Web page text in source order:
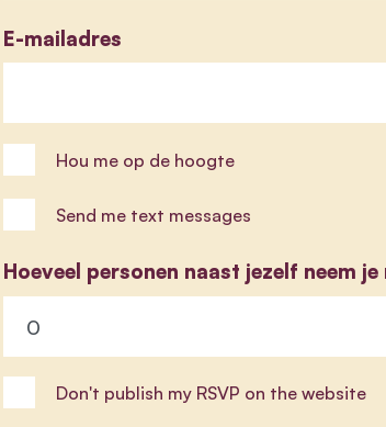
E-mailadres
Hou me op de hoogte
Send me text messages
Hoeveel personen naast jezelf neem je
Don't publish my RSVP on the website